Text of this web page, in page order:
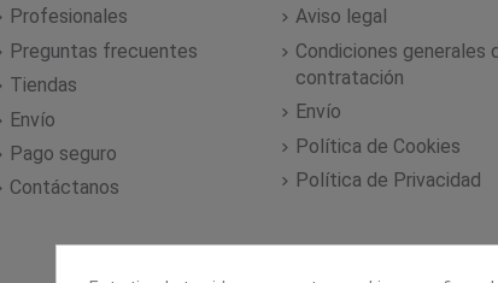
Profesionales
Preguntas frecuentes
Tiendas
Envío
Pago seguro
Contáctanos
Aviso legal
Condiciones generales
contratación
Envío
Política de Cookies
Política de Privacidad